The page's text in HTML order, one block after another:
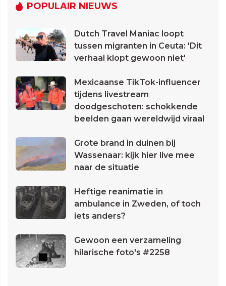
POPULAIR NIEUWS
Dutch Travel Maniac loopt
tussen migranten in Ceuta: 'Dit
verhaal klopt gewoon niet'
Mexicaanse TikTok-influencer
tijdens livestream
doodgeschoten: schokkende
beelden gaan wereldwijd viraal
Grote brand in duinen bij
Wassenaar: kijk hier live mee
naar de situatie
Heftige reanimatie in
ambulance in Zweden, of toch
iets anders?
Gewoon een verzameling
hilarische foto's #2258